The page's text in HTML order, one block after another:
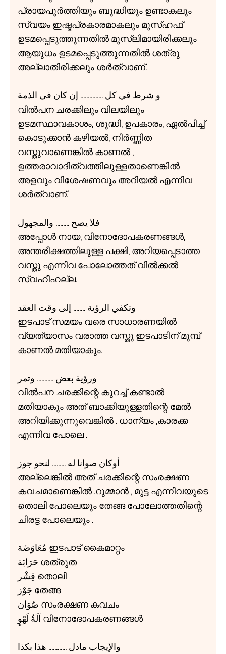
പ്രായപൂർത്തിയും ബുദ്ധിയും ഉണ്ടാകലും
സ്വയം ഇഷ്ടപ്രകാരമാകലും മുസ്ഹഫ്
ഉടമപ്പെടുത്തുന്നതിൽ മുസ്ലിമായിരിക്കലും
ആയുധം ഉടമപ്പെടുത്തുന്നതിൽ ശത്രു
അല്ലാതിരിക്കലും ശർത്വാണ്.
و شرط في كل ............... إن كان في الذمة
വിൽപന ചരക്കിലും വിലയിലും
ഉടമസ്ഥാവകാശം, ശുദ്ധി, ഉപകാരം, ഏൽപിച്ച്
കൊടുക്കാൻ കഴിയൽ, നിർണ്ണിത
വസ്തുവാണെങ്കിൽ കാണൽ ,
ഉത്തരാവാദിത്വത്തിലുള്ളതാണെങ്കിൽ
അളവും വിശേഷണവും അറിയൽ എന്നിവ
ശർത്വാണ്.
فلا يصح ......... والمجهول
അപ്പോൾ നായ, വിനോദോപകരണങ്ങൾ,
അന്തരീക്ഷത്തിലുള്ള പക്ഷി, അറിയപ്പെടാത്ത
വസ്തു എന്നിവ പോലോത്തത് വിൽക്കൽ
സ്വഹീഹല്ല.
وتكفي الرؤية ........ إلى وقت العقد
ഇടപാട് സമയം വരെ സാധാരണയിൽ
വ്യത്യാസം വരാത്ത വസ്തു ഇടപാടിന് മുമ്പ്
കാണൽ മതിയാകും.
ورؤية بعض ........... وتمر
വിൽപന ചരക്കിന്റെ കുറച്ച് കണ്ടാൽ
മതിയാകും അത് ബാക്കിയുള്ളതിന്റെ മേൽ
അറിയിക്കുന്നുവെങ്കിൽ . ധാന്യം ,കാരക്ക
എന്നിവ പോലെ .
أوكان صوانا له ......... لنحو جوز
അല്ലെങ്കിൽ അത് ചരക്കിന്റെ സംരക്ഷണ
കവചമാണെങ്കിൽ .റുമ്മാൻ , മുട്ട എന്നിവയുടെ
തൊലി പോലെയും തേങ്ങ പോലോത്തതിന്റെ
ചിരട്ട പോലെയും .
مُعَاوَضَة ഇടപാട് കൈമാറ്റം
حَرَابَة ശത്രുത
قِشْر തൊലി
جَوْز തേങ്ങ
صُوَان സംരക്ഷണ കവചം
آلَةُ لَهْوٍ വിനോദോപകരണങ്ങൾ
والإيجاب مادل ............ هذا بكذا